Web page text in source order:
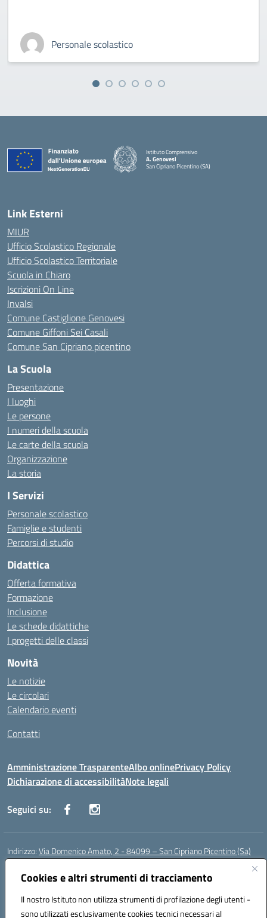
Cookies e altri strumenti di tracciamento
Il nostro Istituto non utilizza strumenti di profilazione degli utenti -
sono utilizzati esclusivamente cookies tecnici necessari al
Personale scolastico
Istituto Comprensivo
A. Genovesi
San Cipriano Picentino (SA)
— Visita la pagina iniziale della scuola
Link Esterni
MIUR
Ufficio Scolastico Regionale
Ufficio Scolastico Territoriale
Scuola in Chiaro
Iscrizioni On Line
Invalsi
Comune Castiglione Genovesi
Comune Giffoni Sei Casali
Comune San Cipriano picentino
La Scuola
Presentazione
I luoghi
Le persone
I numeri della scuola
Le carte della scuola
Organizzazione
La storia
I Servizi
Personale scolastico
Famiglie e studenti
Percorsi di studio
Didattica
Offerta formativa
Formazione
Inclusione
Le schede didattiche
I progetti delle classi
Novità
Le notizie
Le circolari
Calendario eventi
Contatti
Amministrazione TrasparenteAlbo onlinePrivacy Policy
Dichiarazione di accessibilitàNote legali
Seguici su:
Indirizzo:Via Domenico Amato, 2 - 84099 – San Cipriano Picentino (Sa)
Centralino:
Posta elettronica certificata (PEC):saic87700c@pec.istruzione.it
Codice fiscale: 95075020651
Codice meccanografico:SAIC87700C